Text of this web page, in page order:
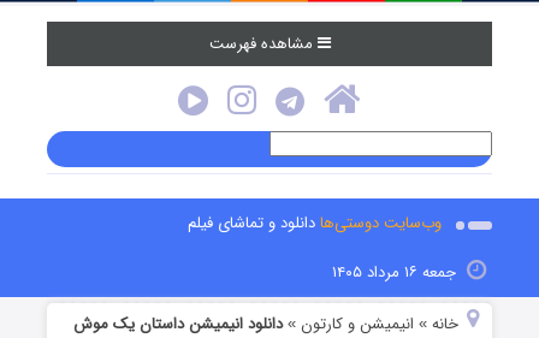
مشاهده فهرست
وب‌سایت دوستی‌هادانلود و تماشای فیلم
جمعه ۱۶ مرداد ۱۴۰۵
خانه » انیمیشن و کارتون »دانلود انیمیشن داستان یک موش